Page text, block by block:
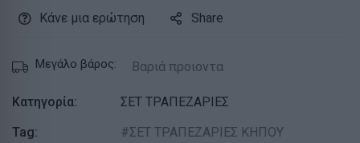
Κάνε μια ερώτηση Share
Μεγάλο βάρος: Βαριά προιοντα
Κατηγορία:
ΣΕΤ ΤΡΑΠΕΖΑΡΙΕΣ
Tag:
ΣΕΤ ΤΡΑΠΕΖΑΡΙΕΣ ΚΗΠΟΥ